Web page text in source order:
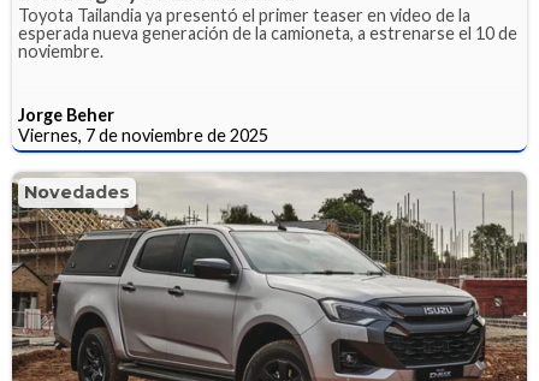
Toyota Tailandia ya presentó el primer teaser en video de la
esperada nueva generación de la camioneta, a estrenarse el 10 de
noviembre.
Jorge Beher
Viernes, 7 de noviembre de 2025
Novedades